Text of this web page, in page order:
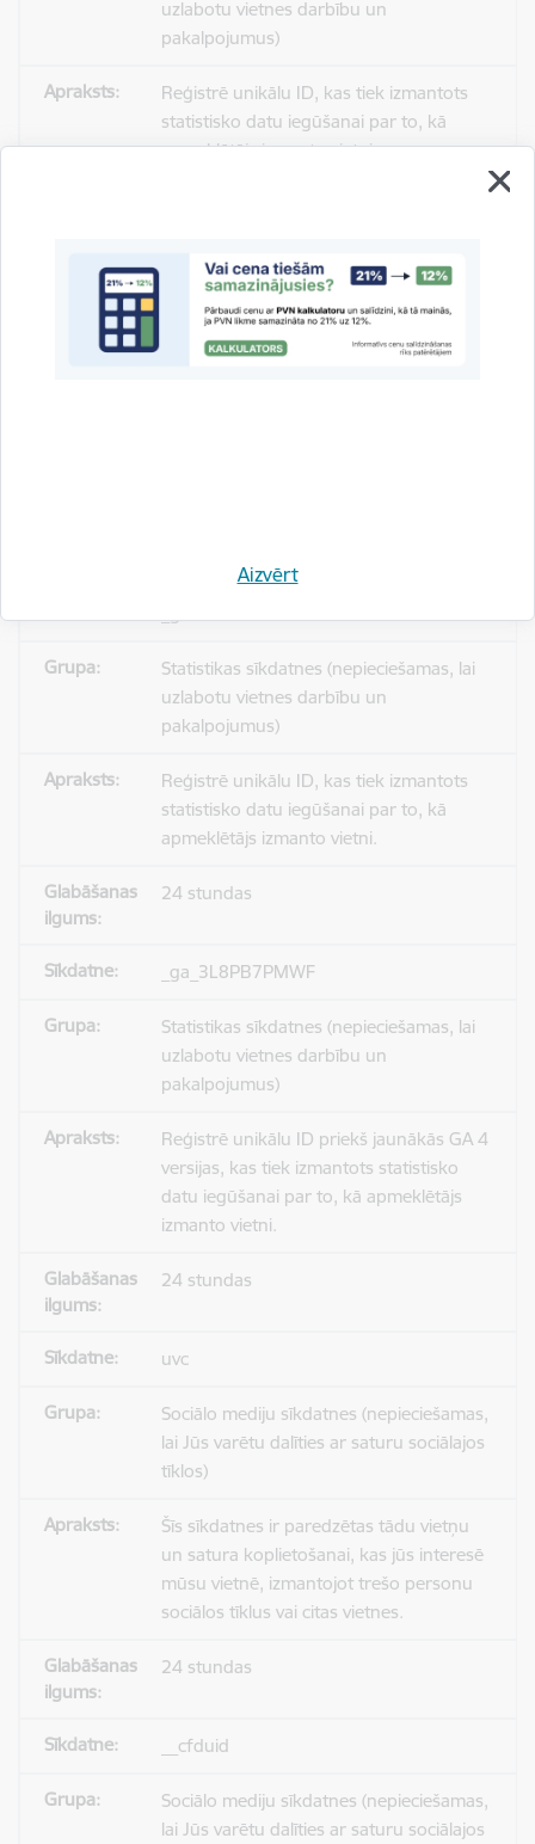
Aizvērt
uzlabotu vietnes darbību un
pakalpojumus)
Reģistrē unikālu ID, kas tiek izmantots
statistisko datu iegūšanai par to, kā
apmeklētājs izmanto vietni.
Statistikas sīkdatnes (nepieciešamas, lai
Statistikas sīkdatnes (nepieciešamas, lai
uzlabotu vietnes darbību un
pakalpojumus)
Reģistrē unikālu ID, kas tiek izmantots
statistisko datu iegūšanai par to, kā
apmeklētājs izmanto vietni.
24 stundas
_ga_3L8PB7PMWF
Statistikas sīkdatnes (nepieciešamas, lai
uzlabotu vietnes darbību un
pakalpojumus)
Reģistrē unikālu ID priekš jaunākās GA 4
versijas, kas tiek izmantots statistisko
datu iegūšanai par to, kā apmeklētājs
izmanto vietni.
24 stundas
uvc
Sociālo mediju sīkdatnes (nepieciešamas,
lai Jūs varētu dalīties ar saturu sociālajos
tīklos)
Šīs sīkdatnes ir paredzētas tādu vietņu
un satura koplietošanai, kas jūs interesē
mūsu vietnē, izmantojot trešo personu
sociālos tīklus vai citas vietnes.
24 stundas
__cfduid
Sociālo mediju sīkdatnes (nepieciešamas,
lai Jūs varētu dalīties ar saturu sociālajos